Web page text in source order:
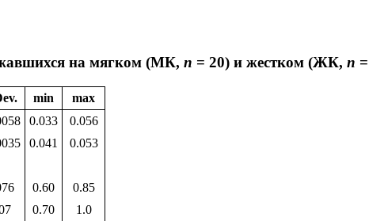
на мягком (МК, n = 20) и жестком (ЖК, n
min
max
0.033
0.056
0.041
0.053
0.60
0.85
0.70 1.0